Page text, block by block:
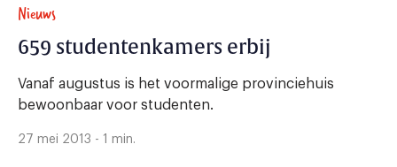
Nieuws
659 studentenkamers erbij
Vanaf augustus is het voormalige provinciehuis
bewoonbaar voor studenten.
27 mei 2013 - 1 min.